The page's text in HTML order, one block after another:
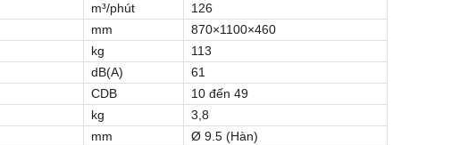
m³/phút
126
mm
870×1100×460
kg
113
dB(A)
61
CDB
10 đến 49
kg
3,8
mm
Ø 9.5 (Hàn)